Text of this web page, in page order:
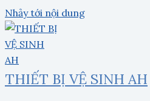
Nhảy tới nội dung
THIẾT BỊ VỆ SINH AH